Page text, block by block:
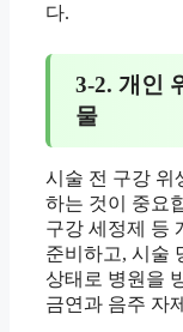
다.
3-2. 개인
물
시술 전 구강 위
하는 것이 중요
구강 세정제 등
준비하고, 시술
상태로 병원을
금연과 음주 자